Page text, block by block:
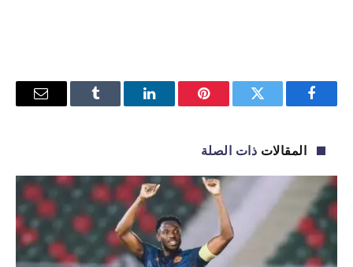
فيسبوك تويتر بينتيريستلينكدإن Tumblr
البريد
المقالات ذات الصلة